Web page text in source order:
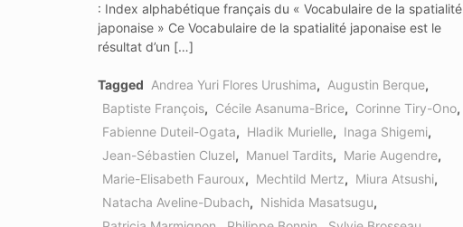
: Index alphabétique français du « Vocabulaire de la spatialité
japonaise » Ce Vocabulaire de la spatialité japonaise est le
résultat d’un […]
Tagged Andrea Yuri Flores Urushima, Augustin Berque,
Baptiste François, Cécile Asanuma-Brice, Corinne Tiry-Ono,
Fabienne Duteil-Ogata, Hladik Murielle, Inaga Shigemi,
Jean-Sébastien Cluzel, Manuel Tardits, Marie Augendre,
Marie-Elisabeth Fauroux, Mechtild Mertz, Miura Atsushi,
Natacha Aveline-Dubach, Nishida Masatsugu,